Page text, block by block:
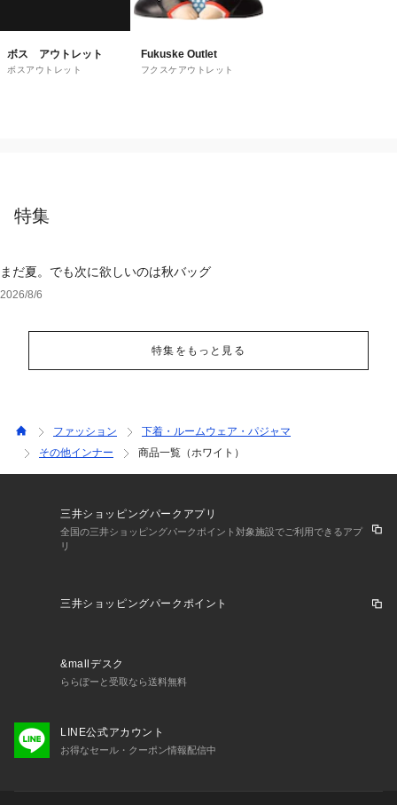
ボス アウトレット
ボスアウトレット
Fukuske Outlet
フクスケアウトレット
特集
まだ夏。でも次に欲しいのは秋バッグ
2026/8/6
特集をもっと見る
ファッション
下着・ルームウェア・パジャマ
その他インナー
商品一覧（ホワイト）
三井ショッピングパークアプリ
全国の三井ショッピングパークポイント対象施設でご利用できるアプ
リ
三井ショッピングパークポイント
&mallデスク
ららぽーと受取なら送料無料
LINE公式アカウント
お得なセール・クーポン情報配信中